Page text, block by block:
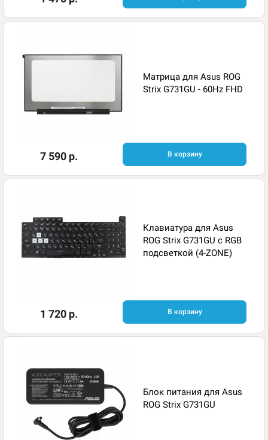
Матрица для Asus ROG
Strix G731GU - 60Hz FHD
7 590 р. В корзину
Клавиатура для Asus
ROG Strix G731GU с RGB
подсветкой (4-ZONE)
1 720 р. В корзину
Блок питания для Asus
ROG Strix G731GU